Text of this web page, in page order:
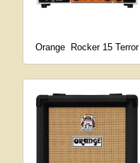
Orange Rocker 15 Terror